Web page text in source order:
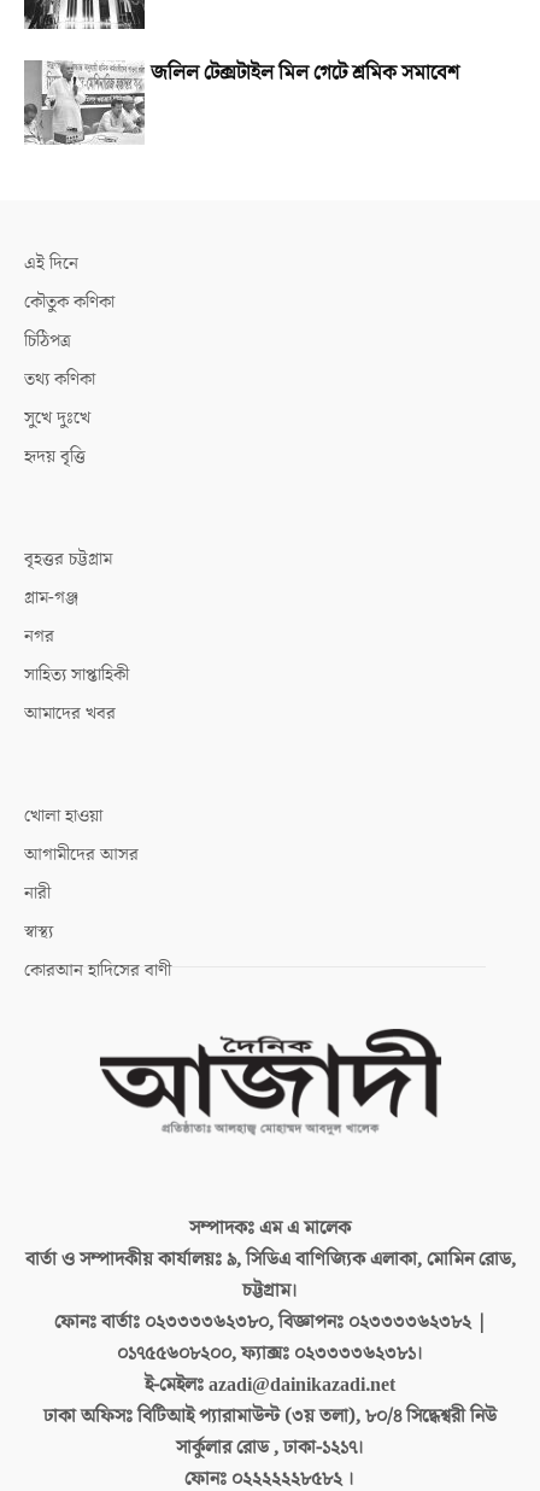
জলিল টেক্সটাইল মিল গেটে শ্রমিক সমাবেশ
এই দিনে
কৌতুক কণিকা
চিঠিপত্র
তথ্য কণিকা
সুখে দুঃখে
হৃদয় বৃত্তি
বৃহত্তর চট্টগ্রাম
গ্রাম-গঞ্জ
নগর
সাহিত্য সাপ্তাহিকী
আমাদের খবর
খোলা হাওয়া
আগামীদের আসর
নারী
স্বাস্থ্য
কোরআন হাদিসের বাণী
সম্পাদকঃএম এ মালেক
বার্তা ও সম্পাদকীয় কার্যালয়ঃ৯, সিডিএ বাণিজ্যিক এলাকা, মোমিন রোড,
চট্টগ্রাম।
ফোনঃ বার্তাঃ ০২৩৩৩৩৬২৩৮০, বিজ্ঞাপনঃ ০২৩৩৩৩৬২৩৮২ |
০১৭৫৫৬০৮২০০, ফ্যাক্সঃ ০২৩৩৩৩৬২৩৮১।
ই-মেইলঃazadi@dainikazadi.net
ঢাকা অফিসঃবিটিআই প্যারামাউন্ট (৩য় তলা), ৮০/৪ সিদ্ধেশ্বরী নিউ
সার্কুলার রোড , ঢাকা-১২১৭।
ফোনঃ ০২২২২২২৮৫৮২ ।